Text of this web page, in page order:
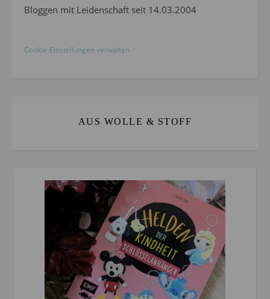
Bloggen mit Leidenschaft seit 14.03.2004
Cookie-Einstellungen verwalten
AUS WOLLE & STOFF